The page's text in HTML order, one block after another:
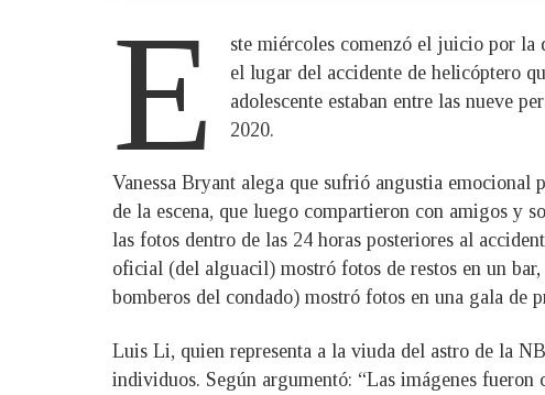
E
ste miércoles comenzó el juicio por la
el lugar del accidente de helicóptero
adolescente estaban entre las nueve
2020.
Vanessa Bryant alega que sufrió angustia
de la escena, que luego compartieron con amigos y
las fotos dentro de las 24 horas posteriores al
oficial (del alguacil) mostró fotos de restos en un
bomberos del condado) mostró fotos en una gala de
Luis Li, quien representa a la viuda del astro de la
individuos. Según argumentó: “Las imágenes fueron